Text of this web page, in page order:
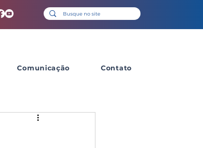
Comunicação Contato